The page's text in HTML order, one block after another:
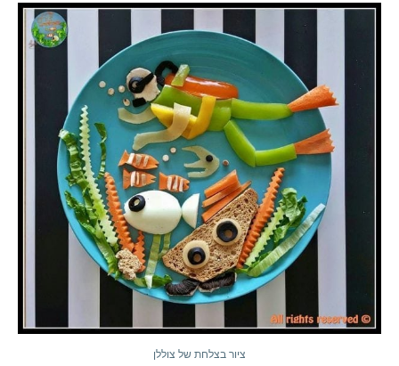
ציור בצלחת של צוללן